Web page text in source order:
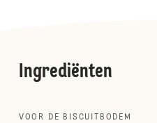
Ingrediënten
VOOR DE BISCUITBODEM